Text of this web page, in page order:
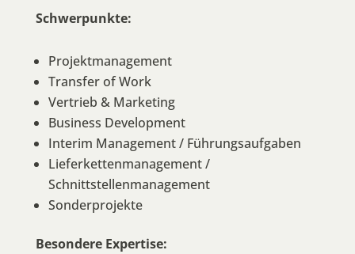
Schwerpunkte:
Projektmanagement
Transfer of Work
Vertrieb & Marketing
Business Development
Interim Management / Führungsaufgaben
Lieferkettenmanagement /
Schnittstellenmanagement
Sonderprojekte
Besondere Expertise: